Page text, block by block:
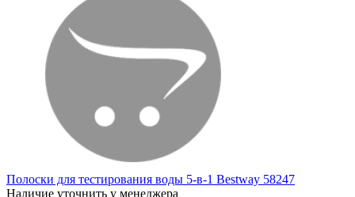
Полоски для тестирования воды 5-в-1 Bestway 58247
Наличие уточнить у менеджера